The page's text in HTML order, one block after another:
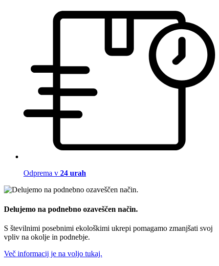
Odprema v 24 urah
Delujemo na podnebno ozaveščen način.
S številnimi posebnimi ekološkimi ukrepi pomagamo zmanjšati svoj
vpliv na okolje in podnebje.
Več informacij je na voljo tukaj.